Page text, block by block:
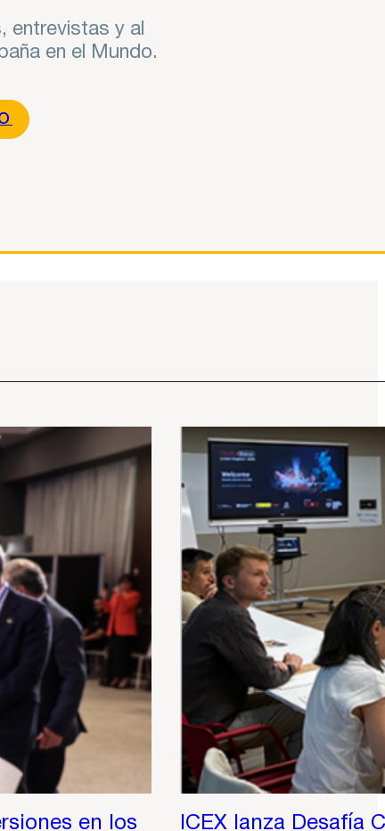
entrevistas y al
en el Mundo.
en los ICEX lanza Desafía